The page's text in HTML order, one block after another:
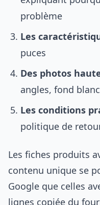
problème
Les
puces
Des photos
angles, fond
Les conditions
politique de
Les fiches produits
contenu unique se
Google que celles
lignes copiée du